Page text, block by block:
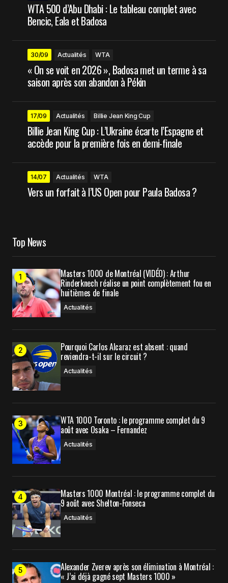
WTA 500 d’Abu Dhabi : Le tableau complet avec
Bencic, Eala et Badosa
30/09 Actualités WTA
« On se voit en 2026 », Badosa met un terme à sa
saison après son abandon à Pékin
17/09 Actualités Billie Jean King Cup
Billie Jean King Cup : L’Ukraine écarte l’Espagne et
accède pour la première fois en demi-finale
14/07 Actualités WTA
Vers un forfait à l’US Open pour Paula Badosa ?
Top News
Masters 1000 de Montréal (VIDÉO) : Arthur
Rinderknech réalise un point complètement fou en
huitièmes de finale
Actualités
Pourquoi Carlos Alcaraz est absent : quand
reviendra-t-il sur le circuit ?
Actualités
WTA 1000 Toronto : le programme complet du 9
août avec Osaka – Fernandez
Actualités
Masters 1000 Montréal : le programme complet du
9 août avec Shelton-Fonseca
Actualités
Alexander Zverev après son élimination à Montréal :
« J’ai déjà gagné sept Masters 1000 »